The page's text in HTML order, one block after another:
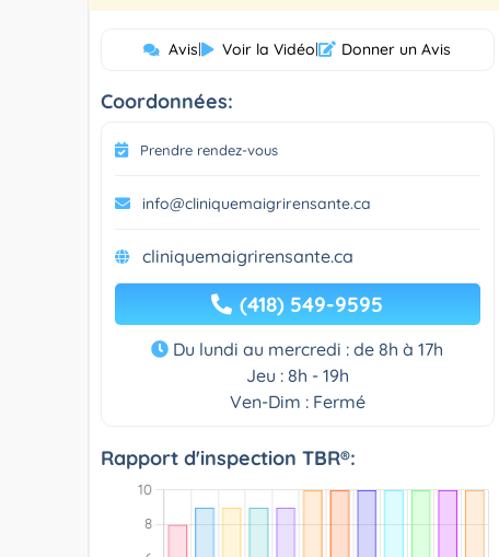
Avis| Voir la Vidéo| Donner un Avis
Coordonnées:
Prendre rendez-vous
info@cliniquemaigrirensante.ca
cliniquemaigrirensante.ca
(418) 549-9595
Du lundi au mercredi : de 8h à 17h
Jeu : 8h - 19h
Ven-Dim : Fermé
Rapport d'inspection TBR®: